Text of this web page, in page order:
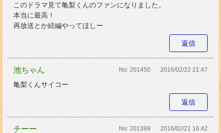
このドラマ見て亀梨くんのファンになりました。
本当に最高！
再放送とか続編やってほしー
返信
池ちゃん No: 201450 2016/02/22 21:47
亀梨くんサイコー
返信
チーー No: 201399 2016/02/21 16:42